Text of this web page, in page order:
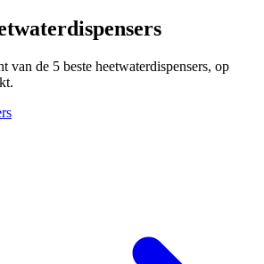
van de 5 beste heetwaterdispensers, op